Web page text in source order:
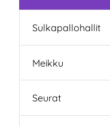
Sulkapallohallit
Meikku
Seurat